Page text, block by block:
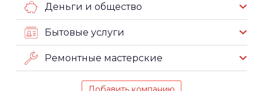
Деньги и общество
Бытовые услуги
Ремонтные мастерские